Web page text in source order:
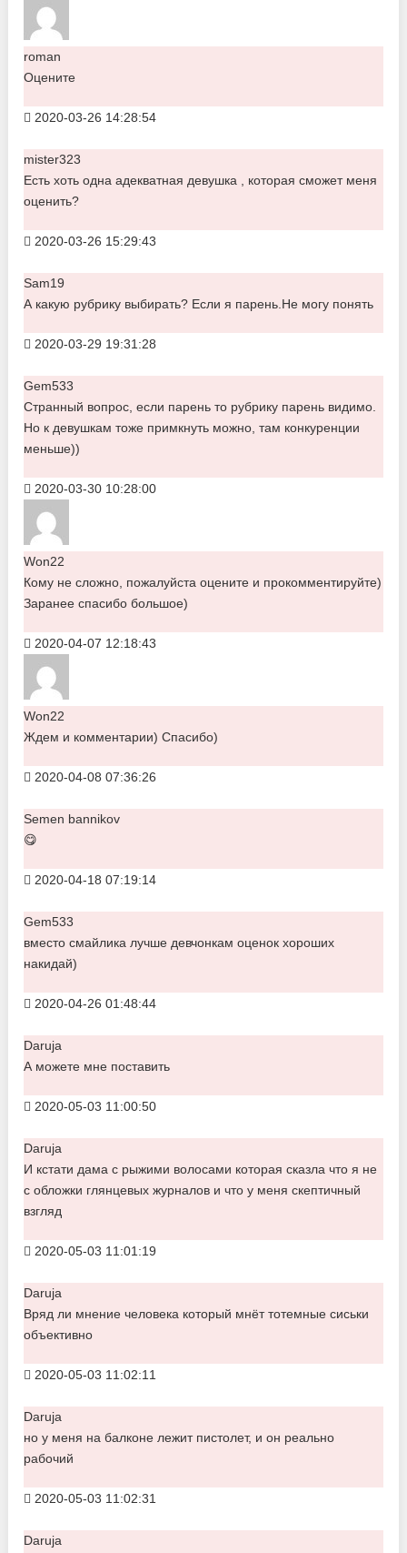
roman
Оцените
2020-03-26 14:28:54
mister323
Есть хоть одна адекватная девушка , которая сможет меня
оценить?
2020-03-26 15:29:43
Sam19
А какую рубрику выбирать? Если я парень.Не могу понять
2020-03-29 19:31:28
Gem533
Странный вопрос, если парень то рубрику парень видимо.
Но к девушкам тоже примкнуть можно, там конкуренции
меньше))
2020-03-30 10:28:00
Won22
Кому не сложно, пожалуйста оцените и прокомментируйте)
Заранее спасибо большое)
2020-04-07 12:18:43
Won22
Ждем и комментарии) Спасибо)
2020-04-08 07:36:26
Semen bannikov
😋
2020-04-18 07:19:14
Gem533
вместо смайлика лучше девчонкам оценок хороших
накидай)
2020-04-26 01:48:44
Daruja
А можете мне поставить
2020-05-03 11:00:50
Daruja
И кстати дама с рыжими волосами которая сказла что я не
с обложки глянцевых журналов и что у меня скептичный
взгляд
2020-05-03 11:01:19
Daruja
Вряд ли мнение человека который мнёт тотемные сиськи
объективно
2020-05-03 11:02:11
Daruja
но у меня на балконе лежит пистолет, и он реально
рабочий
2020-05-03 11:02:31
Daruja